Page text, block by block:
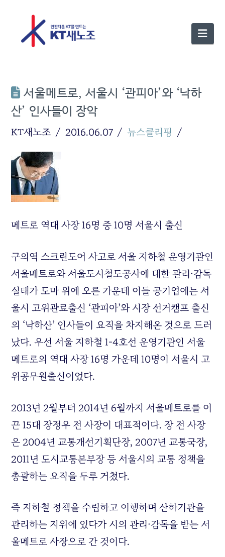
서울메트로, 서울시 ‘관피아’와 ‘낙하
산’ 인사들이 장악
KT새노조 2016.06.07 뉴스클리핑
메트로 역대 사장 16명 중 10명 서울시 출신
구의역 스크린도어 사고로 서울 지하철 운영기관인
서울메트로와 서울도시철도공사에 대한 관리·감독
실태가 도마 위에 오른 가운데 이들 공기업에는 서
울시 고위관료출신 ‘관피아’와 시장 선거캠프 출신
의 ‘낙하산’ 인사들이 요직을 차지해온 것으로 드러
났다. 우선 서울 지하철 1-4호선 운영기관인 서울
메트로의 역대 사장 16명 가운데 10명이 서울시 고
위공무원출신이었다.
2013년 2월부터 2014년 6월까지 서울메트로를 이
끈 15대 장정우 전 사장이 대표적이다. 장 전 사장
은 2004년 교통개선기획단장, 2007년 교통국장,
2011년 도시교통본부장 등 서울시의 교통 정책을
총괄하는 요직을 두루 거쳤다.
즉 지하철 정책을 수립하고 이행하며 산하기관을
관리하는 지위에 있다가 시의 관리·감독을 받는 서
울메트로 사장으로 간 것이다.